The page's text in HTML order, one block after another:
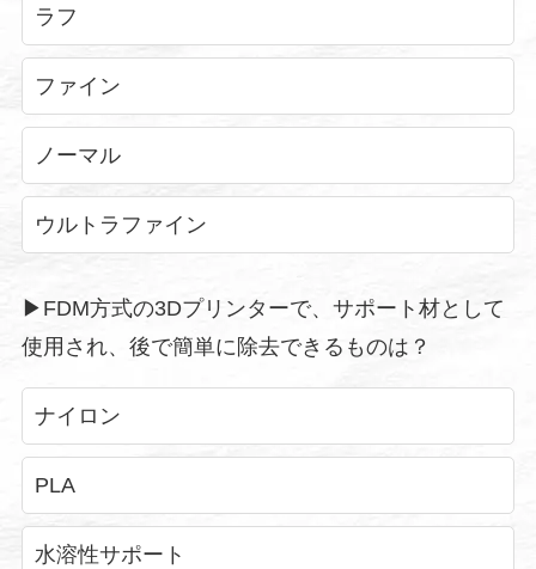
ラフ
ファイン
ノーマル
ウルトラファイン
▶︎FDM方式の3Dプリンターで、サポート材として
使用され、後で簡単に除去できるものは？
ナイロン
PLA
水溶性サポート